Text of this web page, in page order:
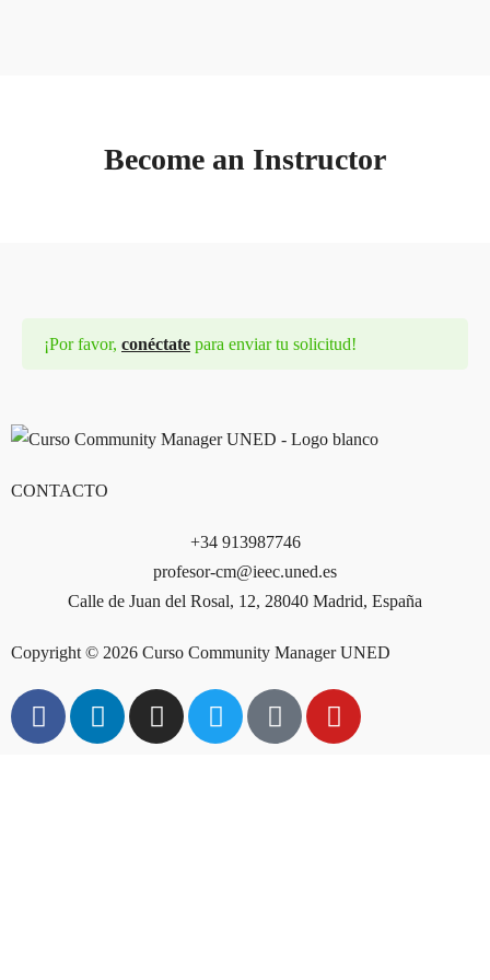
Become an Instructor
¡Por favor, conéctate para enviar tu solicitud!
CONTACTO
+34 913987746
profesor-cm@ieec.uned.es
Calle de Juan del Rosal, 12, 28040 Madrid, España
Copyright © 2026 Curso Community Manager UNED